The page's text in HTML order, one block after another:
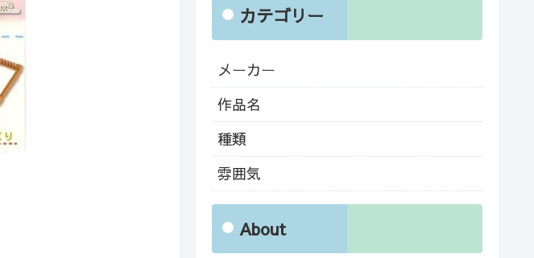
カテゴリー
メーカー
作品名
種類
雰囲気
About